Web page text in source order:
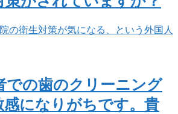
の衛生対策が気になる、という外国人
での歯のクリーニング
感になりがちです。貴